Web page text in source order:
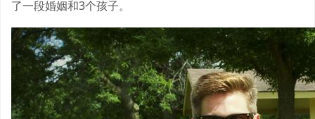
了一段婚姻和3个孩子。